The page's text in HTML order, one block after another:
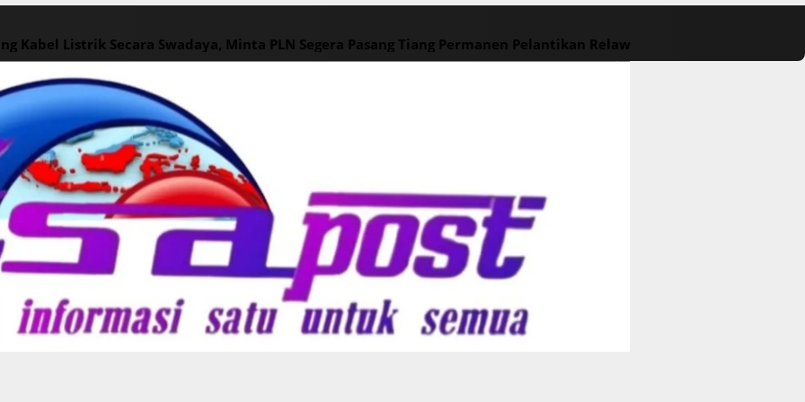
Kabel Listrik Secara Swadaya, Minta PLN Segera Pasang Tiang Permanen Pelantikan Relawan M. Rasyid Rajasa dan